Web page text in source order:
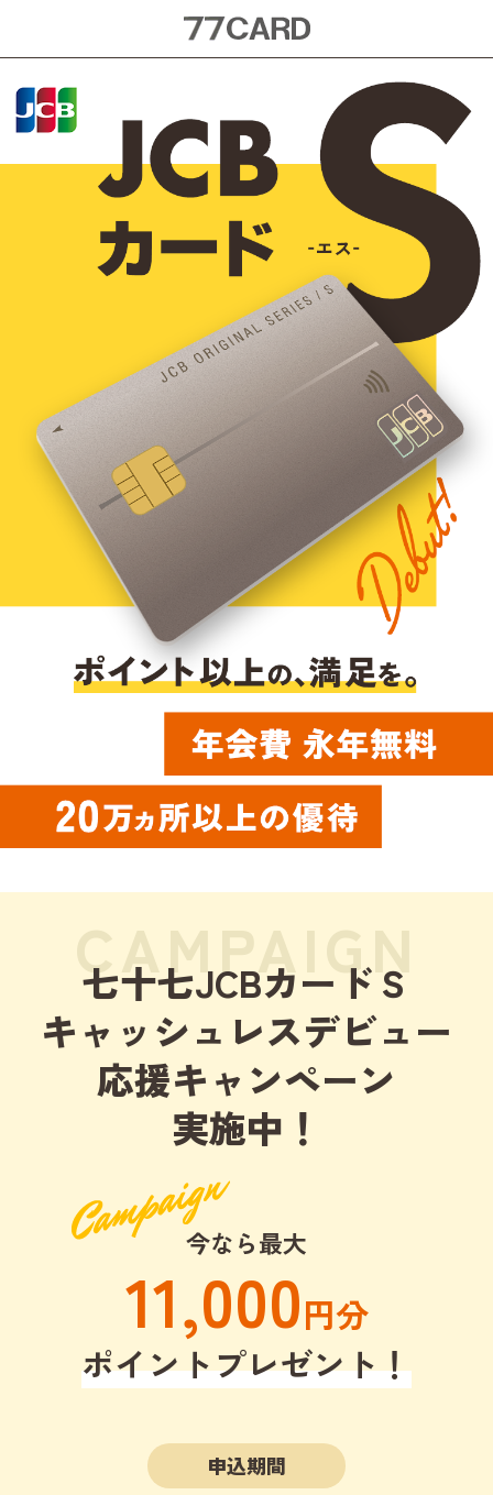
CAMPAIGN
七十七JCBカードＳ
キャッシュレスデビュー
応援キャンペーン
実施中！
今なら最大
11,000円分
ポイントプレゼント！
申込期間